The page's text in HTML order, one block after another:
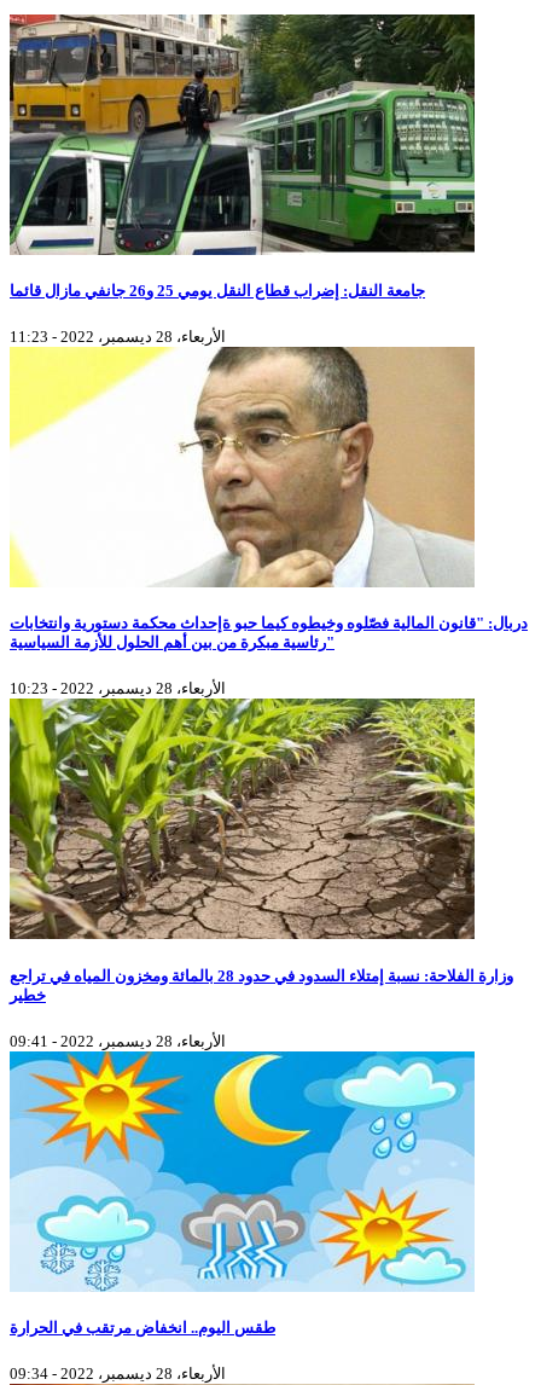
جامعة النقل: إضراب قطاع النقل يومي 25 و26 جانفي مازال قائما
الأربعاء، 28 ديسمبر، 2022 - 11:23
دربال: "قانون المالية فصّلوه وخيطوه كيما حبو ةإحداث محكمة دستورية وانتخابات
رئاسية مبكرة من بين أهم الحلول للأزمة السياسية"
الأربعاء، 28 ديسمبر، 2022 - 10:23
وزارة الفلاحة: نسبة إمتلاء السدود في حدود 28 بالمائة ومخزون المياه في تراجع
خطير
الأربعاء، 28 ديسمبر، 2022 - 09:41
طقس اليوم.. انخفاض مرتقب في الحرارة
الأربعاء، 28 ديسمبر، 2022 - 09:34